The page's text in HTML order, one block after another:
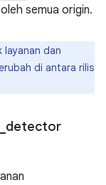
semua origin.
layanan dan
di antara rilis
detector